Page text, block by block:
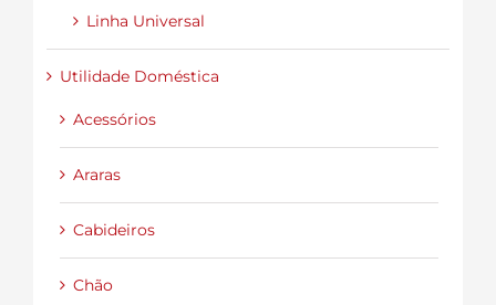
Linha Universal
Utilidade Doméstica
Acessórios
Araras
Cabideiros
Chão